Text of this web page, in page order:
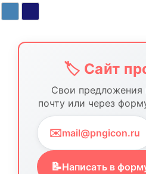
🏷️ Сайт
Свои предложения
почту или через
✉️mail@pngicon.ru
📝Написать в